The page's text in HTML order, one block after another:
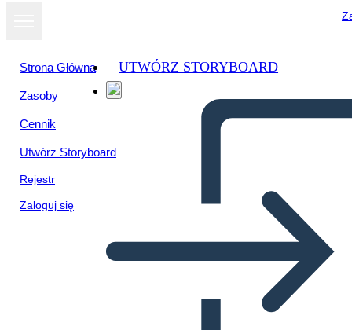
Strona Główna
Zasoby
Cennik
Utwórz Storyboard
Rejestr
Zaloguj się
UTWÓRZ STORYBOARD